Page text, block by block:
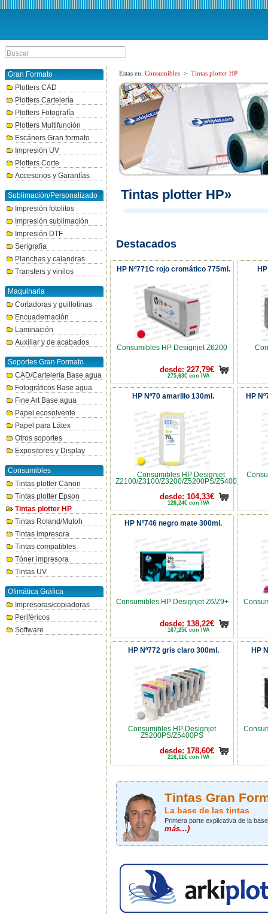
Gran Formato
Plotters CAD
Plotters Cartelería
Plotters Fotografía
Plotters Multifunción
Escáners Gran formato
Impresión UV
Plotters Corte
Accesorios y Garantías
Sublimación/Personalizado
Impresión fotolitos
Impresión sublimación
Impresión DTF
Serigrafía
Planchas y calandras
Transfers y vinilos
Maquinaria
Cortadoras y guillotinas
Encuadernación
Laminación
Auxiliar y de acabados
Soportes Gran Formato
CAD/Cartelería Base agua
Fotográficos Base agua
Fine Art Base agua
Papel ecosolvente
Papel para Látex
Otros soportes
Expositores y Display
Consumibles
Tintas plotter Canon
Tintas plotter Epson
Tintas plotter HP
Tintas Roland/Mutoh
Tintas impresora
Tintas compatibles
Tóner impresora
Tintas UV
Ofimática Gráfica
Impresoras/copiadoras
Periféricos
Software
Estas en: Consumibles > Tintas plotter HP
Tintas plotter HP»
Destacados
HP Nº771C rojo cromático 775ml.
Consumibles HP Designjet Z6200
desde: 227,79€
275,63€ con IVA
HP Nº70 amarillo 130ml.
Consumibles HP Designjet
Z2100/Z3100/Z3200/Z5200PS/Z5400PS
desde: 104,33€
126,24€ con IVA
HP
HP Nº746 negro mate 300ml.
Consumibles HP Designjet Z6/Z9+
desde: 138,22€
167,25€ con IVA
HP Nº772 gris claro 300ml.
Consumibles HP Designjet
Z5200PS/Z5400PS
desde: 178,60€
216,11€ con IVA
HP
Tintas Gran
La base de las tintas
Primera parte explicativa de la
más...)